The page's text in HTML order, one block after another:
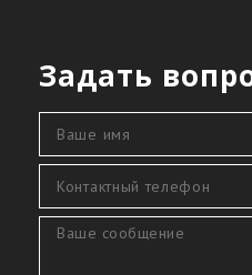
Задать
Ваше имя
Контактный телефон
Сообщение*